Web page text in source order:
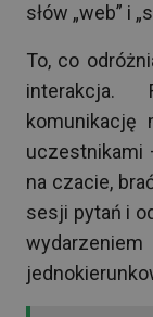
słów „web” i
To, co
interakcja.
komunikację
uczestnikami
na czacie,
sesji pytań i